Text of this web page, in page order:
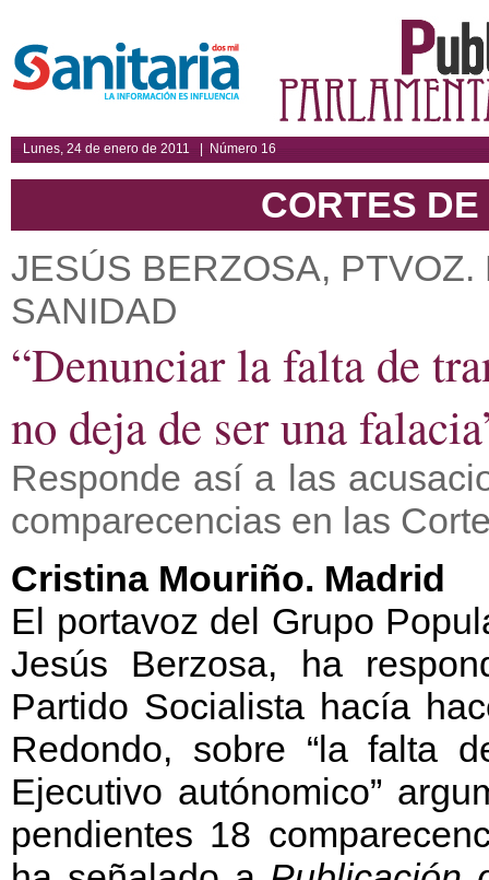
Lunes, 24 de enero de 2011 | Número 16
CORTES
JESÚS BERZOSA,
SANIDAD
“Denunciar la falta de
no deja de ser una
Responde así a las
comparecencias en las
Cristina Mouriño. Madrid
El portavoz del Grupo
Jesús Berzosa, ha
Partido Socialista hacía
Redondo, sobre “la falta
Ejecutivo autónomico”
pendientes 18